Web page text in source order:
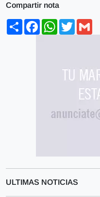
Compartir nota
ShareFacebookWhatsApp
Twitter
ULTIMAS NOTICIAS